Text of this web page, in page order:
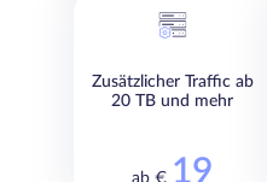
Zusätzlicher Traffic ab
20 TB und mehr
ab € 19